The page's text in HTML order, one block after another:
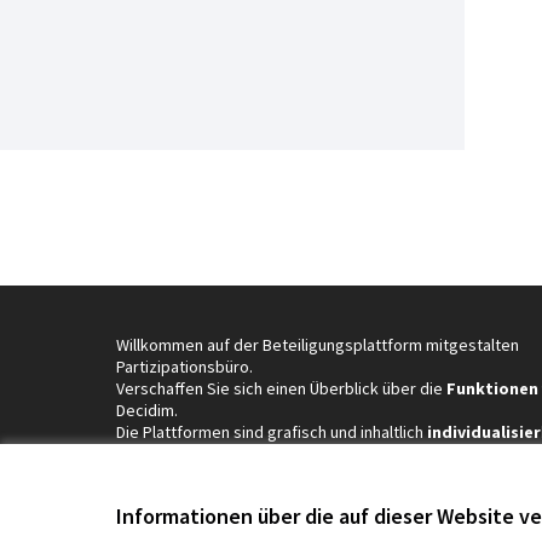
Informationen über die auf dieser Website
Willkommen auf der Beteiligungsplattform mitgestalten
Partizipationsbüro.
Verschaffen Sie sich einen Überblick über die Funktionen
Decidim.
Die Plattformen sind grafisch und inhaltlich
schreiben Sie eineE-Mail anromy(at)mitgestalten.jetzt